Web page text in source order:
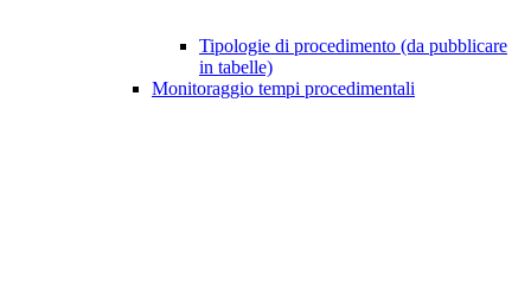
Tipologie di procedimento (da pubblicare
in tabelle)
Monitoraggio tempi procedimentali